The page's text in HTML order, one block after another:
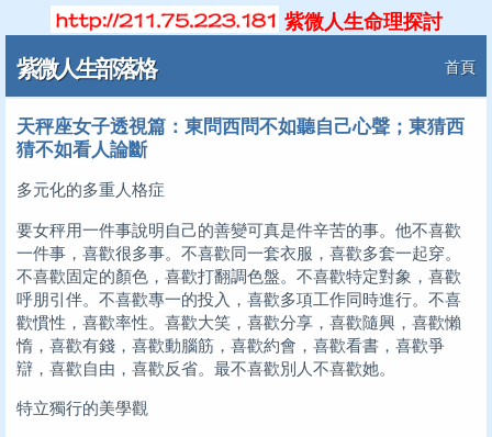
紫微人生命理探討
紫微人生部落格 首頁
天秤座女子透視篇：東問西問不如聽自己心聲；東猜西
猜不如看人論斷
多元化的多重人格症
要女秤用一件事說明自己的善變可真是件辛苦的事。他不喜歡
一件事，喜歡很多事。不喜歡同一套衣服，喜歡多套一起穿。
不喜歡固定的顏色，喜歡打翻調色盤。不喜歡特定對象，喜歡
呼朋引伴。不喜歡專一的投入，喜歡多項工作同時進行。不喜
歡慣性，喜歡率性。喜歡大笑，喜歡分享，喜歡隨興，喜歡懶
惰，喜歡有錢，喜歡動腦筋，喜歡約會，喜歡看書，喜歡爭
辯，喜歡自由，喜歡反省。最不喜歡別人不喜歡她。
特立獨行的美學觀